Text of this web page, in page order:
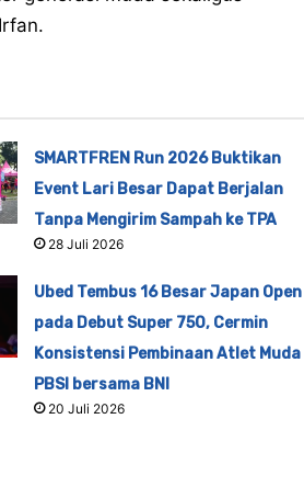
SMARTFREN Run 2026 Buktikan
Event Lari Besar Dapat Berjalan
Tanpa Mengirim Sampah ke TPA
28 Juli 2026
Ubed Tembus 16 Besar Japan Open
pada Debut Super 750, Cermin
Konsistensi Pembinaan Atlet Muda
PBSI bersama BNI
20 Juli 2026